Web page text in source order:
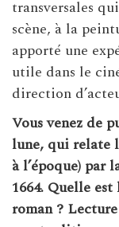
transversales
scène, à la
apporté une
utile dans le
direction
Vous venez de
lune, qui relate
à l’époque)
1664. Quelle
roman ?